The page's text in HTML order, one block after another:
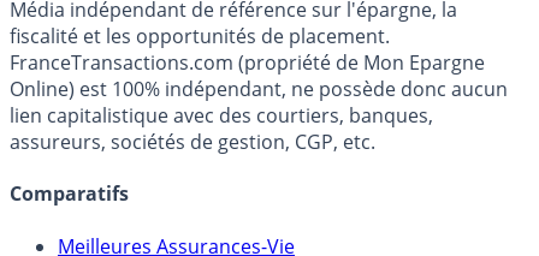
Premier guide épargne de France, en ligne depuis 2001.
Média indépendant de référence sur l'épargne, la
fiscalité et les opportunités de placement.
FranceTransactions.com (propriété de Mon Epargne
Online) est 100% indépendant, ne possède donc aucun
lien capitalistique avec des courtiers, banques,